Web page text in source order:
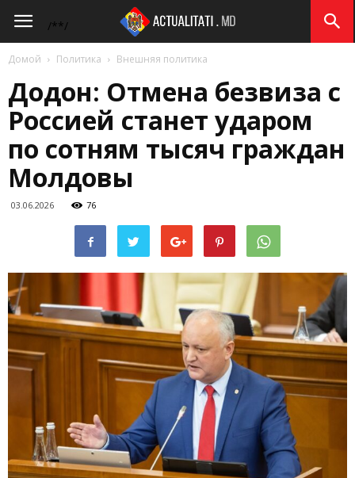
/**/
Actualitati.md
Домой Политика Внешняя политика
Додон: Отмена безвиза с
Россией станет ударом
по сотням тысяч граждан
Молдовы
03.06.2026 76